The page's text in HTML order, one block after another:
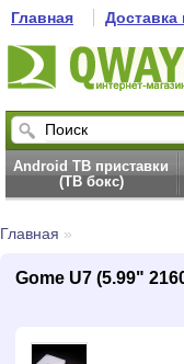
Главная Доставка
Android ТВ приставки
(ТВ бокс)
Главная »
Gome U7 (5.99"